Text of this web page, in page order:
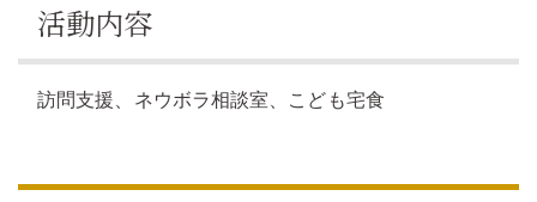
活動内容
訪問支援、ネウボラ相談室、こども宅食